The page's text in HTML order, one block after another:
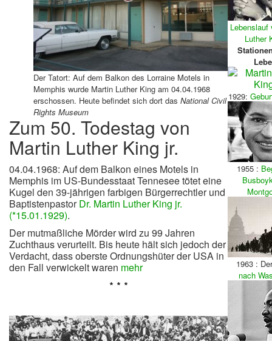
Der Tatort: Auf dem Balkon des Lorraine Motels in
Memphis wurde Martin Luther King am 04.04.1968
erschossen. Heute befindet sich dort das National Civil
Rights Museum
Zum 50. Todestag von
Martin Luther King jr.
04.04.1968: Auf dem Balkon eines Motels in
Memphis im US-Bundesstaat Tennesee tötet eine
Kugel den 39-jährigen farbigen Bürgerrechtler und
BaptistenpastorDr. Martin Luther King jr.
(*15.01.1929).
Der mutmaßliche Mörder wird zu 99 Jahren
Zuchthaus verurteilt. Bis heute hält sich jedoch der
Verdacht, dass oberste Ordnungshüter der USA in
den Fall verwickelt waren mehr
* * *
Lebenslauf
Luther
1929:
1955 :
1963 :
nach